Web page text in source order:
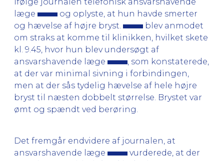
læge
og oplyste, at hun havde smerter
og hævelse af højre bryst.
blev anmodet
om straks at komme til klinikken, hvilket skete
kl. 9.45, hvor hun blev undersøgt af
ansvarshavende læge
, som konstaterede,
at der var minimal sivning i forbindingen,
men at der sås tydelig hævelse af hele højre
bryst til næsten dobbelt størrelse. Brystet var
ømt og spændt ved berøring.
Det fremgår endvidere af journalen, at
ansvarshavende læge
vurderede, at der